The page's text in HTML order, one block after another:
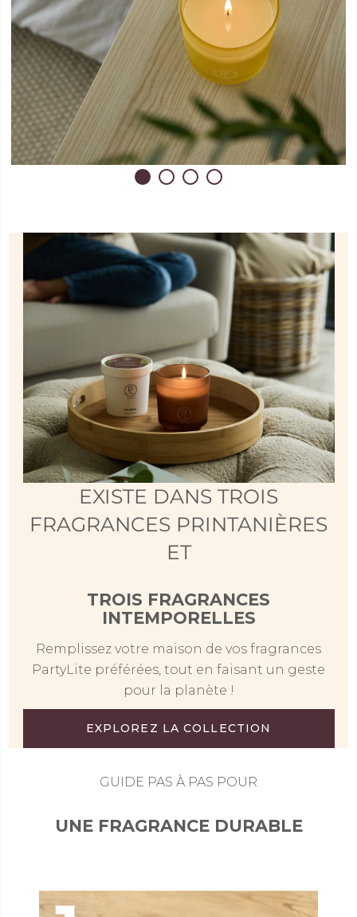
EXISTE DANS TROIS
FRAGRANCES PRINTANIÈRES
ET
TROIS FRAGRANCES
INTEMPORELLES
Remplissez votre maison de vos fragrances
PartyLite préférées, tout en faisant un geste
pour la planète !
EXPLOREZ LA COLLECTION
GUIDE PAS À PAS POUR
UNE FRAGRANCE DURABLE